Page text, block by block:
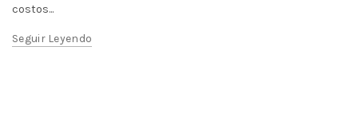
costos...
Seguir Leyendo